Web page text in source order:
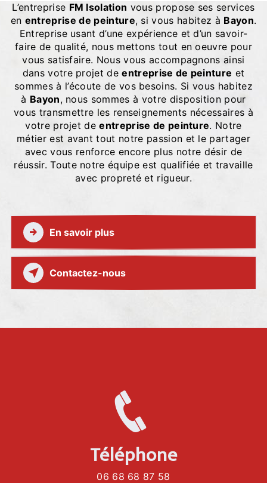
L’entreprise FM Isolation vous propose ses services
en entreprise de peinture, si vous habitez à Bayon.
Entreprise usant d’une expérience et d’un savoir-
faire de qualité, nous mettons tout en oeuvre pour
vous satisfaire. Nous vous accompagnons ainsi
dans votre projet deentreprise de peinture et
sommes à l’écoute de vos besoins. Si vous habitez
à Bayon, nous sommes à votre disposition pour
vous transmettre les renseignements nécessaires à
votre projet deentreprise de peinture. Notre
métier est avant tout notre passion et le partager
avec vous renforce encore plus notre désir de
réussir. Toute notre équipe est qualifiée et travaille
avec propreté et rigueur.
En savoir plus
Contactez-nous
Téléphone
06 68 68 87 58